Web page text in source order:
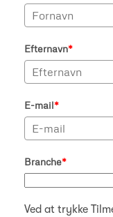
Efternavn*
E-mail*
Branche*
Ved at trykke